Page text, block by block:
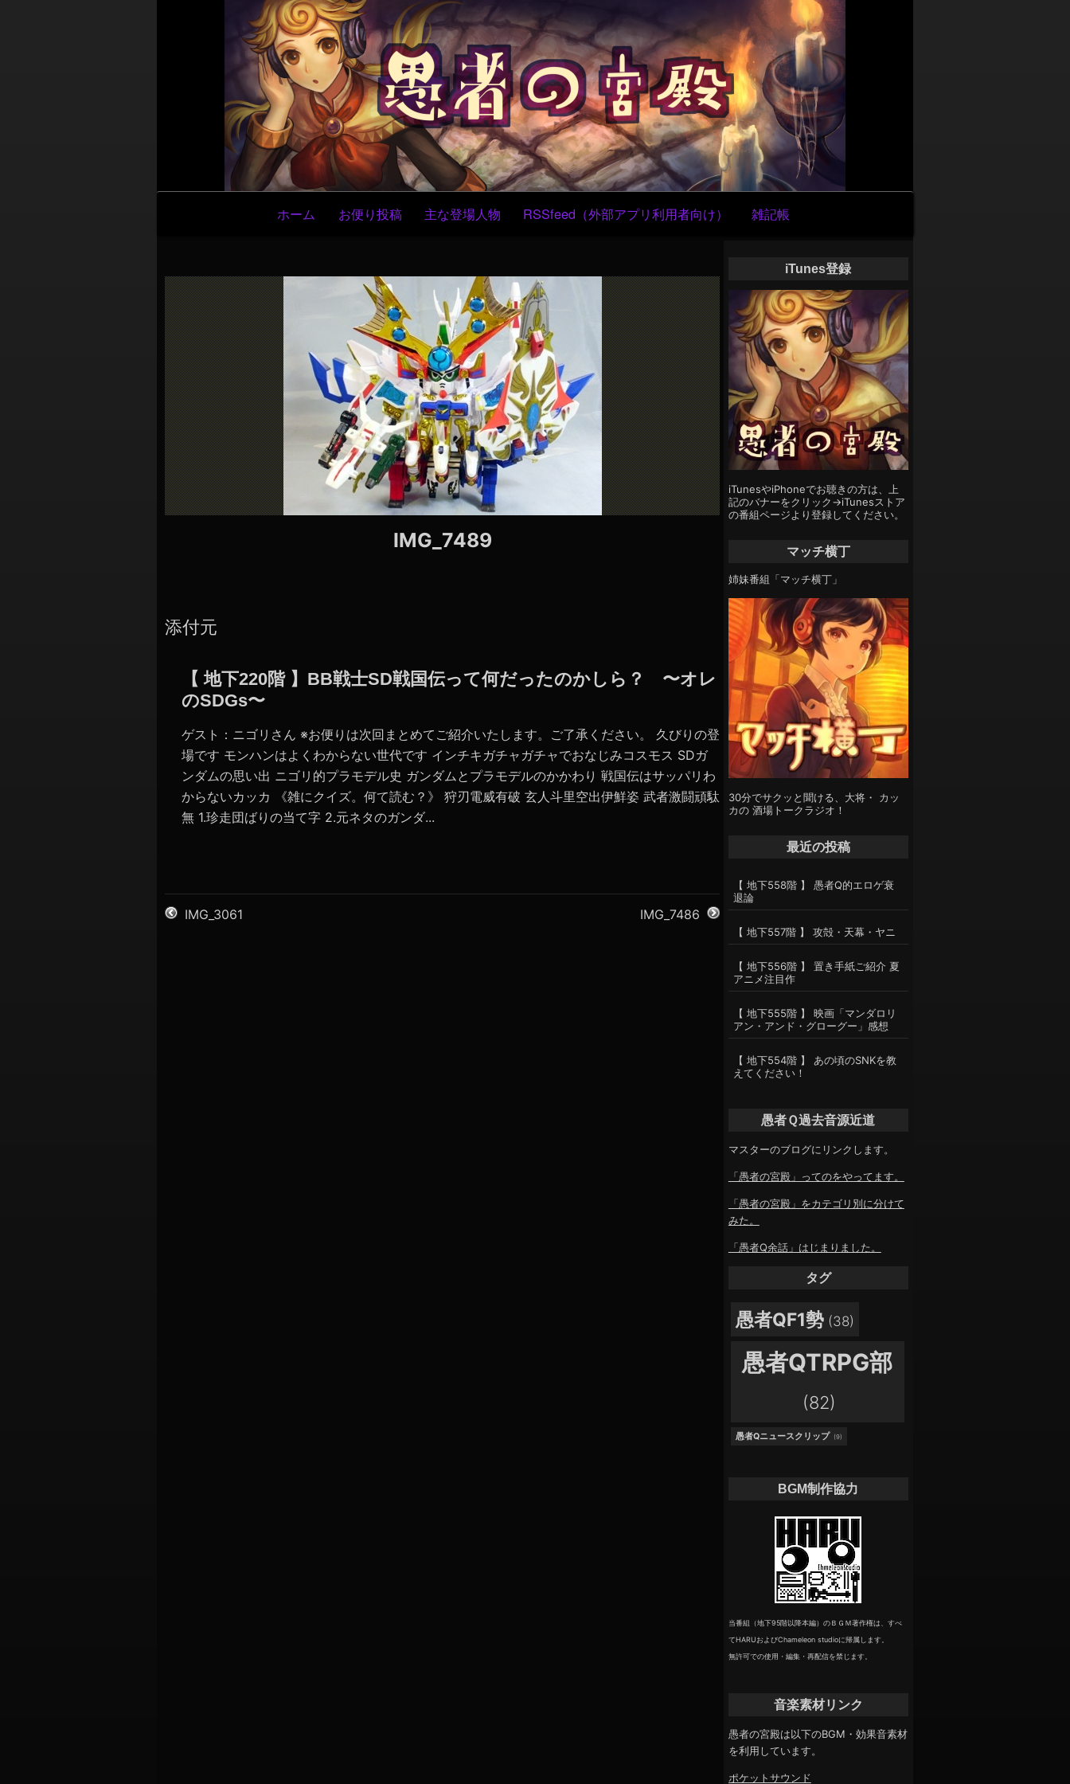
ン
テ
ン
ツ
へ
ス
キ
ッ
プ
ナ
ビ
ゲ
ー
シ
ョ
ン
ホーム お便り投稿 主な登場人物 RSSfeed（外部アプリ利用者向け） 雑記帳
IMG_7489
添付元
【 地下220階 】BB戦士SD戦国伝って何だったのかしら？ 〜オレ
のSDGs〜
ゲスト：ニゴリさん ※お便りは次回まとめてご紹介いたします。ご了承ください。 久びりの登
場です モンハンはよくわからない世代です インチキガチャガチャでおなじみコスモス SDガ
ンダムの思い出 ニゴリ的プラモデル史 ガンダムとプラモデルのかかわり 戦国伝はサッパリわ
からないカッカ 《雑にクイズ。何て読む？》 狩刃電威有破 玄人斗里空出伊鮮姿 武者激闘頑駄
無 1.珍走団ばりの当て字 2.元ネタのガンダ...
IMG_3061 IMG_7486
iTunes登録
iTunesやiPhoneでお聴きの方は、上
記のバナーをクリック→iTunesストア
の番組ページより登録してください。
マッチ横丁
姉妹番組「マッチ横丁」
30分でサクッと聞ける、大将・ カッ
カの 酒場トークラジオ！
最近の投稿
【 地下558階 】 愚者Q的エロゲ衰
退論
【 地下557階 】 攻殻・天幕・ヤニ
【 地下556階 】 置き手紙ご紹介 夏
アニメ注目作
【 地下555階 】 映画「マンダロリ
アン・アンド・グローグー」感想
【 地下554階 】 あの頃のSNKを教
えてください！
愚者Ｑ過去音源近道
マスターのブログにリンクします。
「愚者の宮殿」ってのをやってます。
「愚者の宮殿」をカテゴリ別に分けて
みた。
「愚者Q余話」はじまりました。
タグ
愚者QF1勢 (38)
愚者QTRPG部
(82)
愚者Qニュースクリップ (9)
BGM制作協力
当番組（地下95階以降本編）のＢＧＭ著作権は、すべ
てHARUおよびChameleon studioに帰属します。
無許可での使用・編集・再配信を禁じます。
音楽素材リンク
愚者の宮殿は以下のBGM・効果音素材
を利用しています。
ポケットサウンド